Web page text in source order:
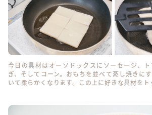
今日の具材はオーソドックスにソーセージ、
ぎ、そしてコーン。おもちを並べて蒸し焼きに
いて柔らかくなります。この上に好きな具材をト